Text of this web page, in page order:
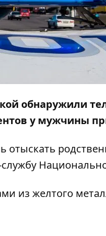
обнаружили
у мужчины
отыскать
службу
из желтого